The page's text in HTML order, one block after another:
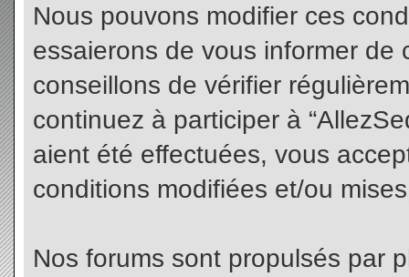
Nous pouvons modifier ces
essaierons de vous informer
conseillons de vérifier
continuez à participer à
aient été effectuées, vous
conditions modifiées et/ou
Nos forums sont propulsés par